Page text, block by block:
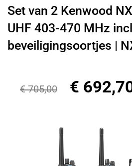
Set van 2 Kenwood
UHF 403-470 MHz
beveiligingsoortjes |
€705,00
€ 705,00.
€